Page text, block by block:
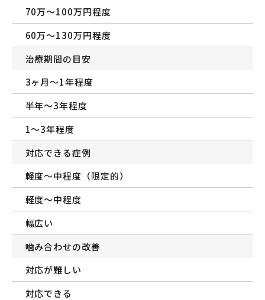
70万〜100万円程度
60万〜130万円程度
治療期間の目安
3ヶ月〜1年程度
半年〜3年程度
1〜3年程度
対応できる症例
軽度〜中程度（限定的）
軽度〜中程度
幅広い
噛み合わせの改善
対応が難しい
対応できる